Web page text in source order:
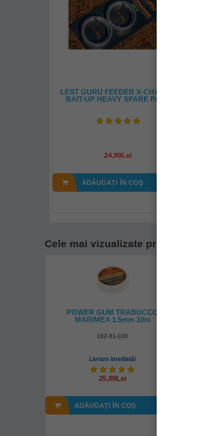
LEST GURU FEEDER X-CHANGE
BAIT-UP HEAVY SPARE PACK
24,90Lei
ADĂUGAȚI ÎN COŞ
Cele mai vizualizate produse din
POWER GUM TRABUCCO
MARIMEA 1.5mm 10m
102-81-030
Livrare imediată!
25,89Lei
ADĂUGAȚI ÎN COŞ